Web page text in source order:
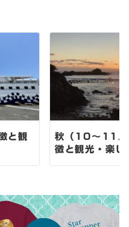
と観
秋（10～11月
徴と観光・楽し